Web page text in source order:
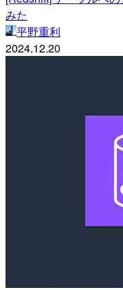
みた
平野重利
2024.12.20